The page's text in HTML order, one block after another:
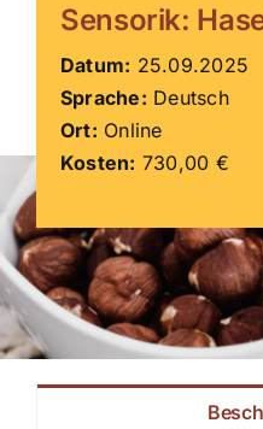
ZDS Netzwerk
ZDS Schule
Downloads
Aktuelles
Kontakt
Sensorik:
Datum: 25.09.2025
Sprache: Deutsch
Ort: Online
Kosten: 730,00 €